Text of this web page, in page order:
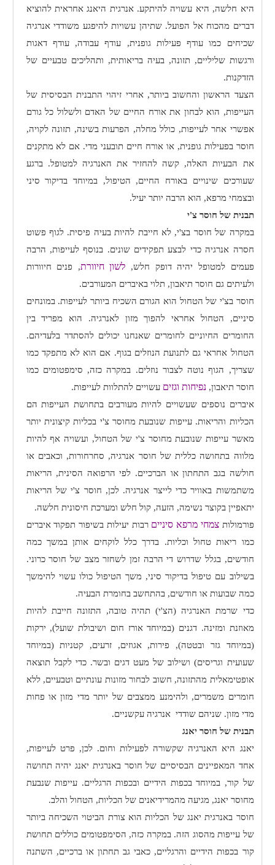
היא חלשה, היא עשויה להיתקע. אנרגית היאנג אחראית להוציא
דברים מהכוח אל הפועל. שתיהן עשויות להיפגע משודדי אנרגיה
שכיחים כמו עודף פעילות גופנית, עודף עבודה, עודף דאגות
ורגשות שליליים, תזונה, בעיה בריאותית, ותהליכים טבעיים של
הזדקנות.
הצעד הראשון והחשוב ביותר, אחרי זיהוי התבנית הבסיסית של
העייפות, הוא לבחון את אורח החיים של האדם ולשלול כל גורם
אפשרי אחר לעייפות, כולל מחלה, הפרעות בשינה, תזונה לקויה,
חוסר בפעילות גופנית, או אורח חיים תובעני מדי. אם לא מתקנים
את הבעיות האלה, קשה להחזיר את האנרגיה למטופל. ברגע
שעורכים שינויים באורח החיים, הטיפול, במיוחד בדיקור סיני
ובצמחי מרפא, הוא הרבה יותר יעיל.
תבנית של חוסר צ'י
במקרה של חוסר בצ'י, לא חייבת להיות בעיה פיסית. לגוף פשוט
חסרה אנרגיה כדי לבצע תפקידים שונים. בנוסף לעייפות, הרבה
פעמים למטופל יהיה דופק חלש, לשון חיוורת, פנים חיוורות
ולעיתים גם חוסר תיאבון, תלוי באיברים המעורבים.
חוסר בצ'י של הטחול הוא הגורם השכיח ביותר לעייפות. במונחים
סיניים, הטחול אחראי להפוך מזון לאנרגיה. הוא מפריד בין
החומרים החיוניים לחומרים שאנחנו יכולים להסתדר בלעדיהם.
הטחול אחראי גם לתנועת הנוזלים בגוף. אם הוא לא מתפקד כמו
שצריך, הגוף נוטה לצבור נוזלים. במקרה כזה, סימפטומים כמו
חוסר תיאבון,נפיחות וגזים עשויים להתלוות לעייפות.
איברים נוספים שעשויים להיות מעורבים בתחושת העייפות הם
הכליות והריאות. עייפות שנובעת מחוסר צ'י בכליות קיצונית יותר
מאשר עייפות שנובעת מחוסר צ'י של הטחול, ועשויה אף להיות
מלווה בתחושה כללית של חוסר אנרגיה, סחרחורות, וכאבים או
חולשה בגב התחתון או הברכיים. לפי הרפואה הסינית, הריאות
משתמשות באוויר כדי לייצר אנרגיה. לכן, חוסר צ'י של הריאות
יתאפיין בקוצר נשימה, הזעה, קול חלש ומערכת חיסונית חלשה.
פורמולותצמחי מרפא סיניים רבות יעילות בשיפור תפקוד איברים
כמו ריאות טחול וכליות. בדרך כלל לוקחים אותן במשך כמה
חודשים, בגלל שדרוש די הרבה זמן לשחזר מצב של חוסר כרוני.
בשילוב עם טיפול בדיקור סיני, משך הטיפול כולו עשוי להימשך
כמה שבועות או חודשים, בהתחשב בחומרת הבעיה.
כדי שרמת האנרגיה (הצ'י) תהיה טובה, התזונה חייבת להיות
מאוזנת ומזינה. דגנים (במיוחד אורז חום ושיבולת שועל), ירקות
(במיוחד גזר ובטטה), פירות, אגוזים, זרעים, קטניות (במיוחד
שעועית וגריסים) ושילוב של מעט דגים ובשר. כדי לקבל תוצאה
אופטימאלית מהתזונה, חשוב לבחור מזונות עונתיים וטבעיים, ללא
חומרים משמרים, ולהימנע ממצבים של יותר מדי מזון או פחות
מדי מזון. שניהם שודדי אנרגיה עקשניים.
תבנית של חוסר יאנג
יאנג היא האנרגיה שקשורה לפעילות וחום. לכן, פרט לעייפות,
אחד המאפיינים הבסיסיים של חוסר באנרגית יאנג יהיה תחושה
של קור, במיוחד בכפות הידיים ובכפות הרגליים. עייפות שנבעת
מחוסר יאנג, מגיעה מהמרידיאנים של הכליות, הטחול והלב.
חוסר באנרגית יאנג של הכליות הוא צורת הביטוי השכיחה ביותר
של עייפות מהסוג הזה. במקרה כזה, הסימפטומים כוללים תחושת
קור בכפות הידיים והרגליים, כאבי גב תחתון או ברכיים, השתנה